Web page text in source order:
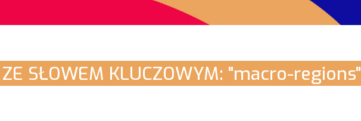
SŁOWEM KLUCZOWYM: "macro-regions"